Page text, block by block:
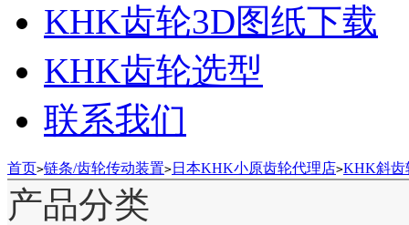
KHK齿轮3D图纸下载
KHK齿轮选型
联系我们
首页>链条/齿轮传动装置> 日本KHK小原齿轮代理店>KHK斜齿
产品分类